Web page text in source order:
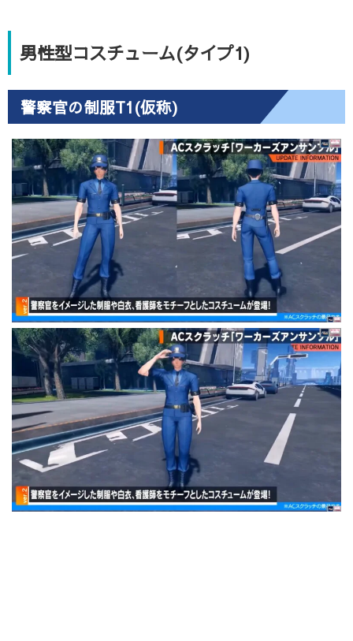
男性型コスチューム(タイプ1)
警察官の制服T1(仮称)